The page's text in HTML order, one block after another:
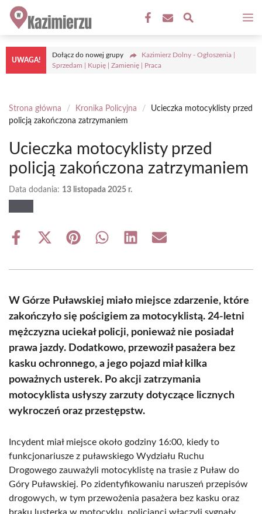
Przejdź
treści
UWAGA!
Dołącz do nowej grupy
Kazimierz Dolny - Ogłoszenia |
Sprzedam | Kupię | Zamienię | Praca
Strona główna / Kronika Policyjna /
Ucieczka motocyklisty przed
policją zakończona zatrzymaniem
Ucieczka motocyklisty przed
policją zakończona zatrzymaniem
Data dodania: 13 listopada 2025 r.
Share
Share
(Twitter)
Share Share Share Share
W Górze Puławskiej miało miejsce zdarzenie, które
zakończyło się pościgiem za motocyklistą. 24-letni
mężczyzna uciekał policji, ponieważ nie posiadał
prawa jazdy. Dodatkowo, przewoził pasażera bez
kasku ochronnego, a jego pojazd miał kilka
poważnych usterek. Po akcji zatrzymania
motocyklista usłyszy zarzuty dotyczące licznych
wykroczeń oraz przestępstw.
Incydent miał miejsce około godziny 16:00, kiedy to
funkcjonariusze z puławskiego Wydziału Ruchu
Drogowego zauważyli motocyklistę na trasie z Puław do
Góry Puławskiej. Po zidentyfikowaniu naruszeń przepisów
drogowych, w tym przewożenia pasażera bez kasku oraz